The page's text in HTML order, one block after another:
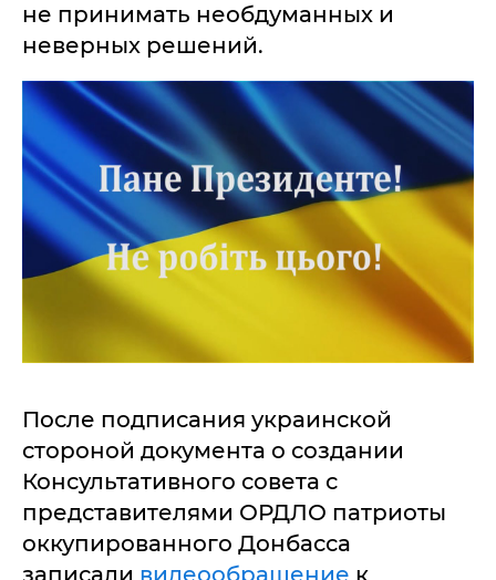
не принимать необдуманных и
неверных решений.
После подписания украинской
стороной документа о создании
Консультативного совета с
представителями ОРДЛО патриоты
оккупированного Донбасса
записали видеообращение к